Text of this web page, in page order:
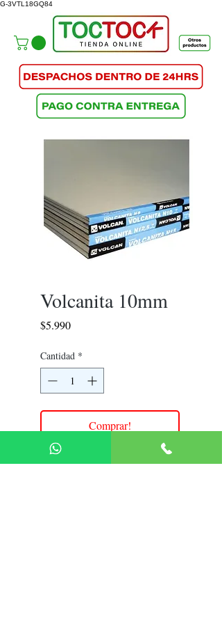
G-3VTL18GQ84
Volcanita 10mm
$5.990Precio
Cantidad *
Comprar!